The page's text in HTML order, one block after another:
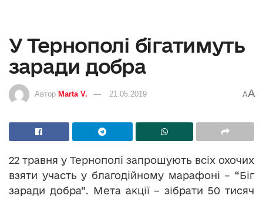
У Тернополі бігатимуть
заради добра
Автор Marta V. 21.05.2019 AA
22 травня у Тернополі запрошують всіх охочих
взяти участь у благодійному марафоні – “Біг
заради добра”. Мета акції – зібрати 50 тисяч